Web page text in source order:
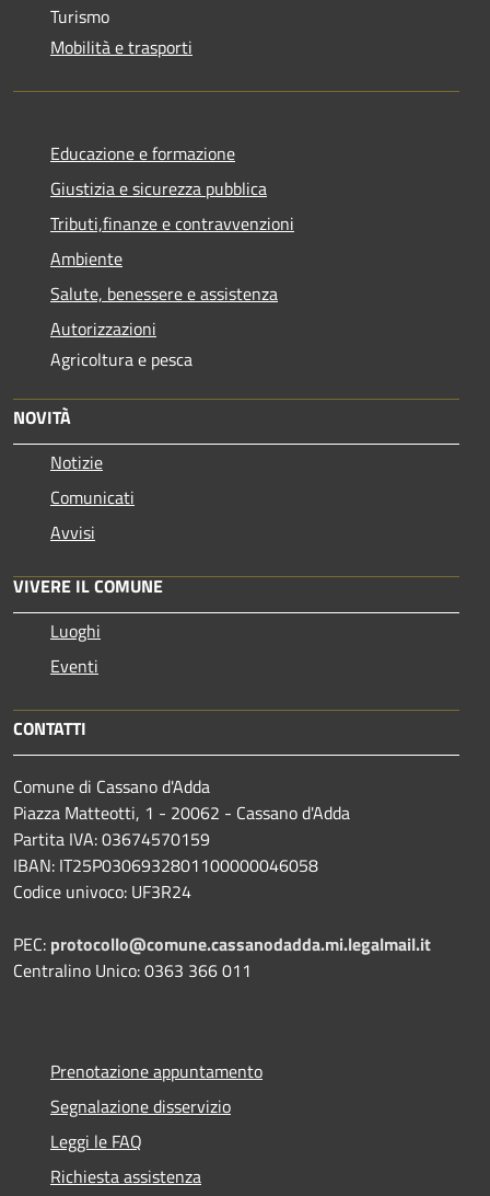
Turismo
Mobilità e trasporti
Educazione e formazione
Giustizia e sicurezza pubblica
Tributi,finanze e contravvenzioni
Ambiente
Salute, benessere e assistenza
Autorizzazioni
Agricoltura e pesca
NOVITÀ
Notizie
Comunicati
Avvisi
VIVERE IL COMUNE
Luoghi
Eventi
CONTATTI
Comune di Cassano d'Adda
Piazza Matteotti, 1 - 20062 - Cassano d'Adda
Partita IVA: 03674570159
IBAN: IT25P0306932801100000046058
Codice univoco: UF3R24
PEC: protocollo@comune.cassanodadda.mi.legalmail.it
Centralino Unico: 0363 366 011
Prenotazione appuntamento
Segnalazione disservizio
Leggi le FAQ
Richiesta assistenza